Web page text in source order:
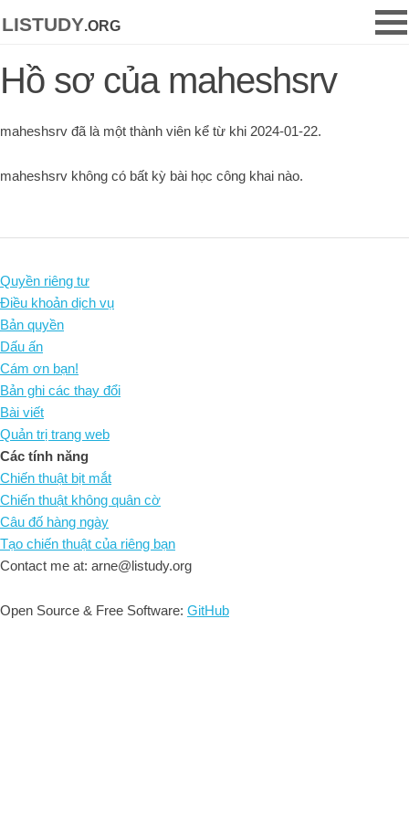
listudy.org
Hồ sơ của maheshsrv
maheshsrv đã là một thành viên kể từ khi 2024-01-22.
maheshsrv không có bất kỳ bài học công khai nào.
Quyền riêng tư
Điều khoản dịch vụ
Bản quyền
Dấu ấn
Cám ơn bạn!
Bản ghi các thay đổi
Bài viết
Quản trị trang web
Các tính năng
Chiến thuật bịt mắt
Chiến thuật không quân cờ
Câu đố hàng ngày
Tạo chiến thuật của riêng bạn
Contact me at: arne@listudy.org
Open Source & Free Software: GitHub